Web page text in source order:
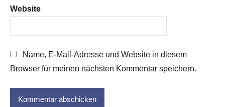
Website
Name, E-Mail-Adresse und Website in diesem
Browser für meinen nächsten Kommentar speichern.